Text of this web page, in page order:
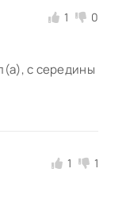
1 0
с середины
1 1